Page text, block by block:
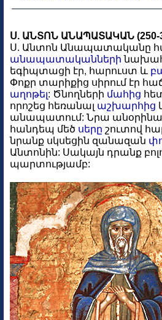
Ս. ԱՆՏՈՆ ԱՆԱՊԱՏԱԿԱՆ (250-
Ս. Անտոն Անապատականը
անապատականների
եգիպտացի էր, հարուստ և
Փոքր տարիքից սիրում էր
աղոթել: Ծնողների մահից
որոշեց հեռանալ աշխարհից
անապատում: Նրա
հանդեպ մեծ սերը շուտով
նրանք սկսեցին զանազան
Անտոնին: Սակայն դրանք
պարտությամբ: